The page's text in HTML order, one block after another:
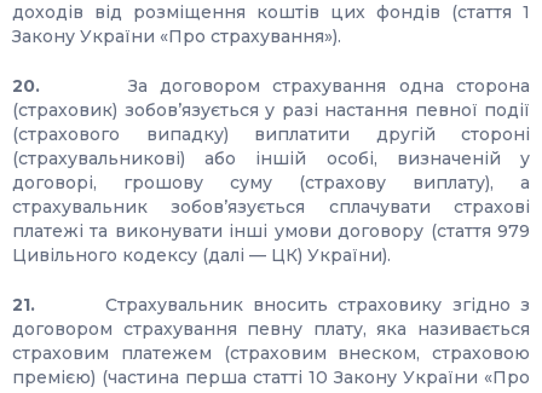
доходів від розміщення коштів цих фондів (стаття 1
Закону України «Про страхування»).
20. За договором страхування одна сторона
(страховик) зобов’язується у разі настання певної події
(страхового випадку) виплатити другій стороні
(страхувальникові) або іншій особі, визначеній у
договорі, грошову суму (страхову виплату), а
страхувальник зобов’язується сплачувати страхові
платежі та виконувати інші умови договору (стаття 979
Цивільного кодексу (далі — ЦК) України).
21. Страхувальник вносить страховику згідно з
договором страхування певну плату, яка називається
страховим платежем (страховим внеском, страховою
премією) (частина перша статті 10 Закону України «Про